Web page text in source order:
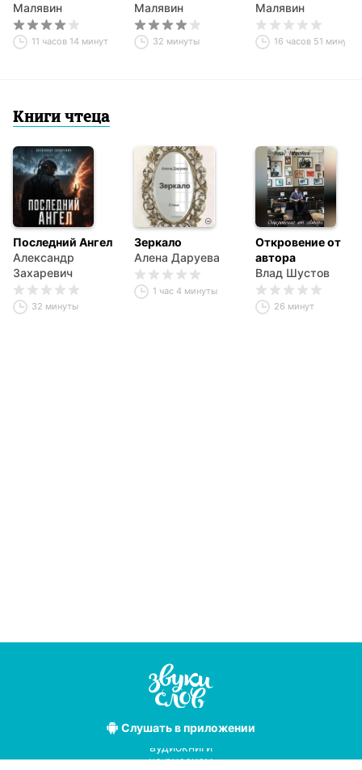
байки добрых
психиатров
Малявин
11 часов 14 минут
Малявин
32 минуты
Малявин
16 часов 51 минута
Книги чтеца
Последний Ангел
Александр
Захаревич
32 минуты
Зеркало
Алена Даруева
1 час 4 минуты
Откровение от
автора
Влад Шустов
26 минут
Слушатьв приложении
Лучшие
аудиокниги
на русском